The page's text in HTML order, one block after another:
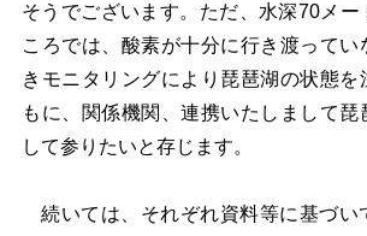
そうでございます。ただ、水深70メー
ころでは、酸素が十分に行き渡ってい
きモニタリングにより琵琶湖の状態を
もに、関係機関、連携いたしまして琵
して参りたいと存じます。
続いては、それぞれ資料等に基づい